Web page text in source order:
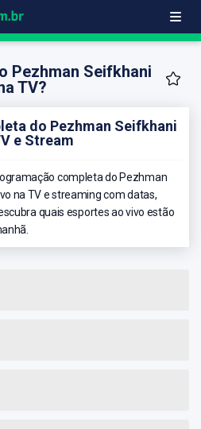
Pezhman Seifkhani
TV?
do Pezhman Seifkhani
e Stream
completa do Pezhman
na TV e streaming com datas,
quais esportes ao vivo estão